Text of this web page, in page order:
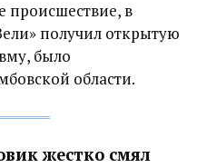
происшествие, в
получил открытую
было
области.
жестко смял